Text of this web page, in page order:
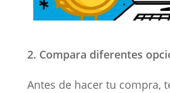
Compara diferentes
Antes de hacer tu compra,